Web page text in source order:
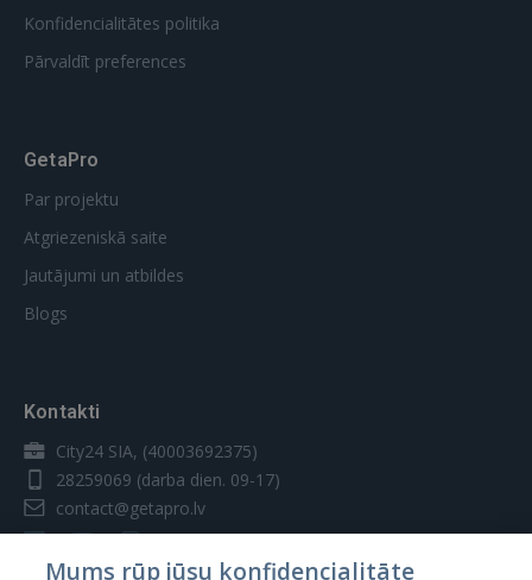
Konfidencialitātes politika
Pārvaldīt preferences
GetaPro
Par projektu
Atgriezeniskā saite
Jautājumi un atbildes
Blogs
Kontakti
City24 SIA, (40003692375)
28259069 (darba dien. 09-17)
contact@getapro.lv
Mums rūp jūsu konfidencialitāte